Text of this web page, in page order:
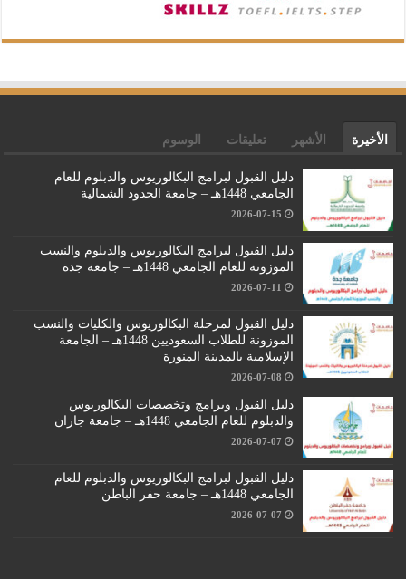
الأخيرة الأشهر تعليقات الوسوم
دليل القبول لبرامج البكالوريوس والدبلوم للعام
الجامعي 1448هـ – جامعة الحدود الشمالية
2026-07-15
دليل القبول لبرامج البكالوريوس والدبلوم والنسب
الموزونة للعام الجامعي 1448هـ – جامعة جدة
2026-07-11
دليل القبول لمرحلة البكالوريوس والكليات والنسب
الموزونة للطلاب السعوديين 1448هـ – الجامعة
الإسلامية بالمدينة المنورة
2026-07-08
دليل القبول وبرامج وتخصصات البكالوريوس
والدبلوم للعام الجامعي 1448هـ – جامعة جازان
2026-07-07
دليل القبول لبرامج البكالوريوس والدبلوم للعام
الجامعي 1448هـ – جامعة حفر الباطن
2026-07-07